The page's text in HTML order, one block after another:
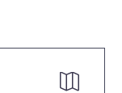

